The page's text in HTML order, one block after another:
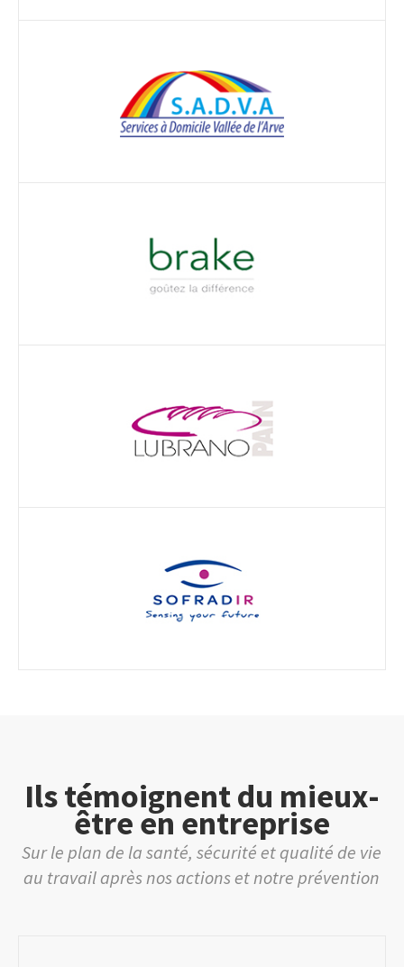
Ils témoignent du mieux-
être en entreprise
Sur le plan de la santé, sécurité et qualité de vie
au travail après nos actions et notre prévention